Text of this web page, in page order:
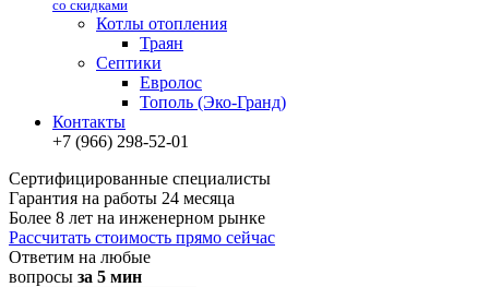
со скидками
Котлы отопления
Траян
Септики
Евролос
Тополь (Эко-Гранд)
Контакты
+7 (966) 298-52-01
Сертифицированные специалисты
Гарантия на работы 24 месяца
Более 8 лет на инженерном рынке
Рассчитать стоимость прямо сейчас
Ответим на любые
вопросы за 5 мин